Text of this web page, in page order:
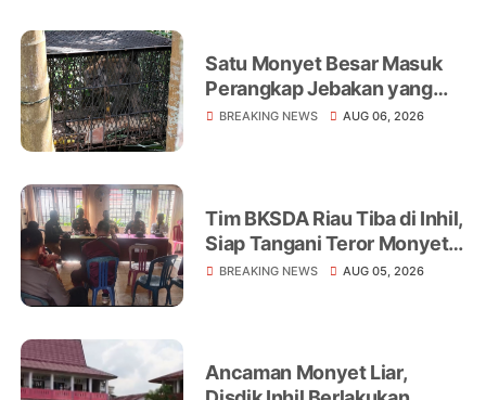
Satu Monyet Besar Masuk
Perangkap Jebakan yang
Dipasang di Belakang
BREAKING NEWS AUG 06, 2026
Tim BKSDA Riau Tiba di Inhil,
Siap Tangani Teror Monyet
Liar yang Telah Melukai 18
BREAKING NEWS AUG 05, 2026
Ancaman Monyet Liar,